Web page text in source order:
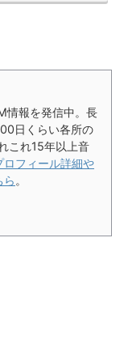
情報を発信中。長
日くらい各所の
これ15年以上音
ロフィール詳細や
ら 。